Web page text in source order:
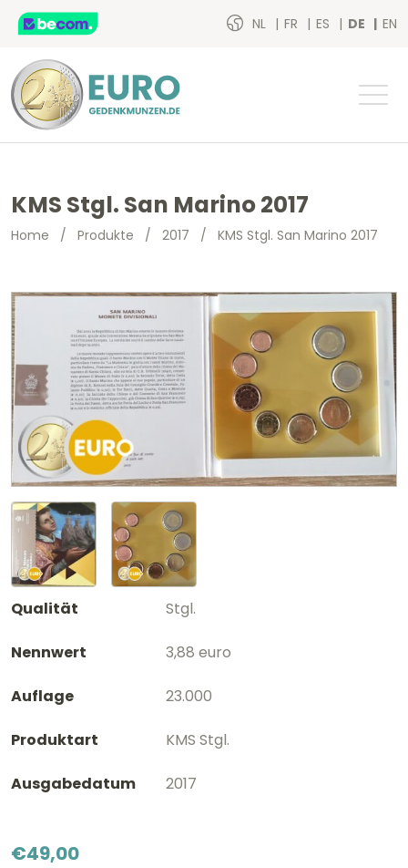
NL FR ES DE EN
KMS Stgl. San Marino 2017
Home / Produkte / 2017 / KMS Stgl. San Marino 2017
Qualität Stgl.
Nennwert 3,88 euro
Auflage 23.000
Produktart KMS Stgl.
Ausgabedatum 2017
€49,00